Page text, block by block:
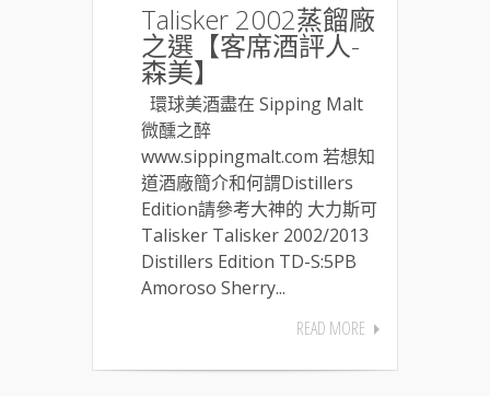
Talisker 2002蒸餾廠
之選【客席酒評人-
森美】
環球美酒盡在 Sipping Malt
微醺之醉
www.sippingmalt.com 若想知
道酒廠簡介和何謂Distillers
Edition請參考大神的 大力斯可
Talisker Talisker 2002/2013
Distillers Edition TD-S:5PB
Amoroso Sherry...
READ MORE